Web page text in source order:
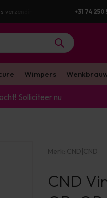
BTW Voor 16:00 besteld?
+31 74 250
Wimpers
Solliciteer nu
Merk: CND|CND
CND